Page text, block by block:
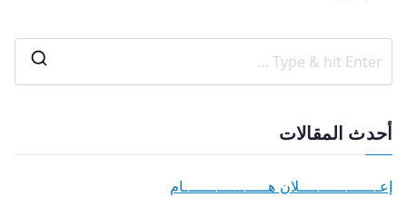
أحدث المقالات
إعـــــــــــــــــلان هــــــــــــــــــام